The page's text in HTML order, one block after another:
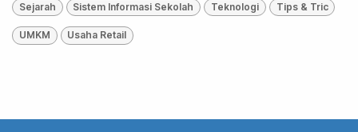
Sejarah Sistem Informasi Sekolah Teknologi Tips & Tric
UMKM Usaha Retail